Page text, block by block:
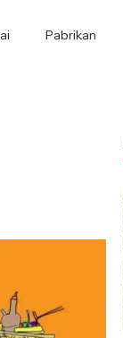
Pabrikan